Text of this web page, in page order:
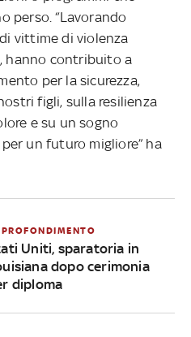
perso. “Lavorando
vittime di violenza
hanno contribuito a
per la sicurezza,
figli, sulla resilienza
e su un sogno
un futuro migliore” ha
Uniti, sparatoria in
dopo cerimonia
diploma